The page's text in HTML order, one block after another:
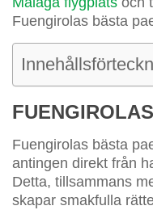
Fuengirolas bästa
Fuengirolas bästa
antingen direkt från
Detta, tillsammans
skapar smakfulla